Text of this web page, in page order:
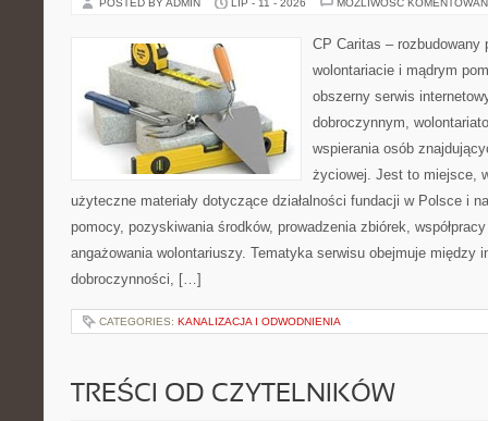
POSTED BY ADMIN LIP - 11 - 2026 MOŻLIWOŚĆ
CP Caritas – rozbudowany
wolontariacie i mądrym
obszerny serwis
dobroczynnym,
wspierania osób
życiowej. Jest to miejsce,
użyteczne materiały dotyczące działalności fundacji w Polsce i
pomocy, pozyskiwania środków, prowadzenia zbiórek,
angażowania wolontariuszy. Tematyka serwisu obejmuje między
dobroczynności, […]
CATEGORIES: KANALIZACJA I ODWODNIENIA
TREŚCI OD CZYTELNIKÓW